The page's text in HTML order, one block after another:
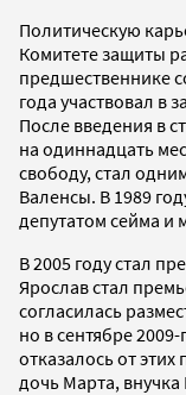
Политическую
Комитете защиты
предшественнике
года участвовал в
После введения в
на одиннадцать
свободу, стал
Валенсы. В 1989
депутатом сейма
В 2005 году стал
Ярослав стал
согласилась
но в сентябре
отказалось от
дочь Марта, внучка